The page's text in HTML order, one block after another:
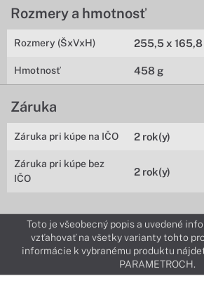
Rozmery a hmotnosť
Rozmery (ŠxVxH) 255,5 x 165,8
Hmotnosť 458 g
Záruka
Záruka pri kúpe na IČO 2 rok(y)
Záruka pri kúpe bez
IČO
2 rok(y)
Toto je všeobecný popis a uvedené
vzťahovať na všetky varianty tohto
informácie k vybranému produktu
PARAMETROCH.